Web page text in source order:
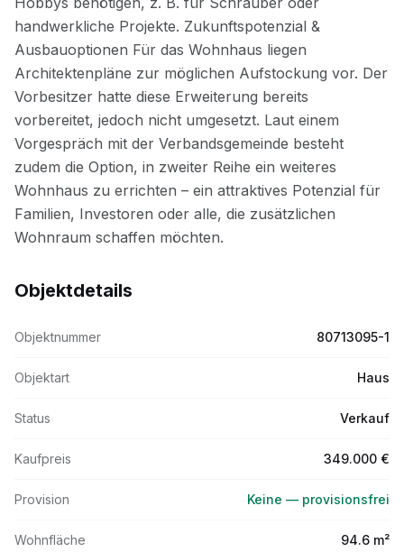
Objektdetails
Objektnummer 80713095-1
Objektart Haus
Status Verkauf
Kaufpreis 349.000 €
Provision Keine — provisionsfrei
Wohnfläche 94.6 m²